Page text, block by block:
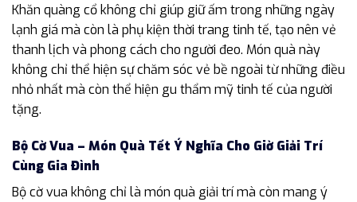
Khăn quàng cổ không chỉ giúp giữ ấm trong những ngày
lạnh giá mà còn là phụ kiện thời trang tinh tế, tạo nên vẻ
thanh lịch và phong cách cho người đeo. Món quà này
không chỉ thể hiện sự chăm sóc vẻ bề ngoài từ những điều
nhỏ nhất mà còn thể hiện gu thẩm mỹ tinh tế của người
tặng.
Bộ Cờ Vua – Món Quà Tết Ý Nghĩa Cho Giờ Giải Trí
Cùng Gia Đình
Bộ cờ vua không chỉ là món quà giải trí mà còn mang ý